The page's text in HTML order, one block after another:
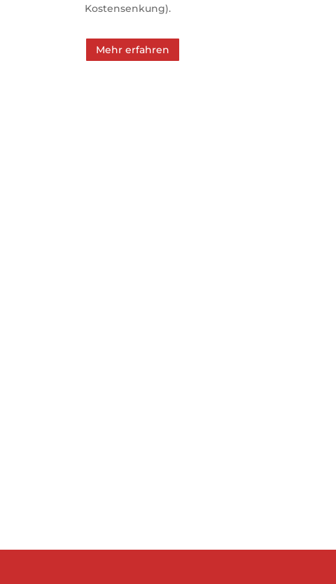
Kostensenkung).
Mehr erfahren